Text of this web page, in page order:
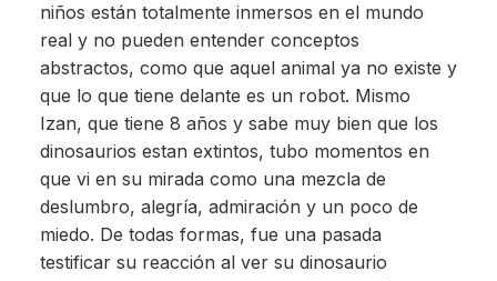
niños están totalmente inmersos en el mundo
real y no pueden entender conceptos
abstractos, como que aquel animal ya no existe y
que lo que tiene delante es un robot. Mismo
Izan, que tiene 8 años y sabe muy bien que los
dinosaurios estan extintos, tubo momentos en
que vi en su mirada como una mezcla de
deslumbro, alegría, admiración y un poco de
miedo. De todas formas, fue una pasada
testificar su reacción al ver su dinosaurio